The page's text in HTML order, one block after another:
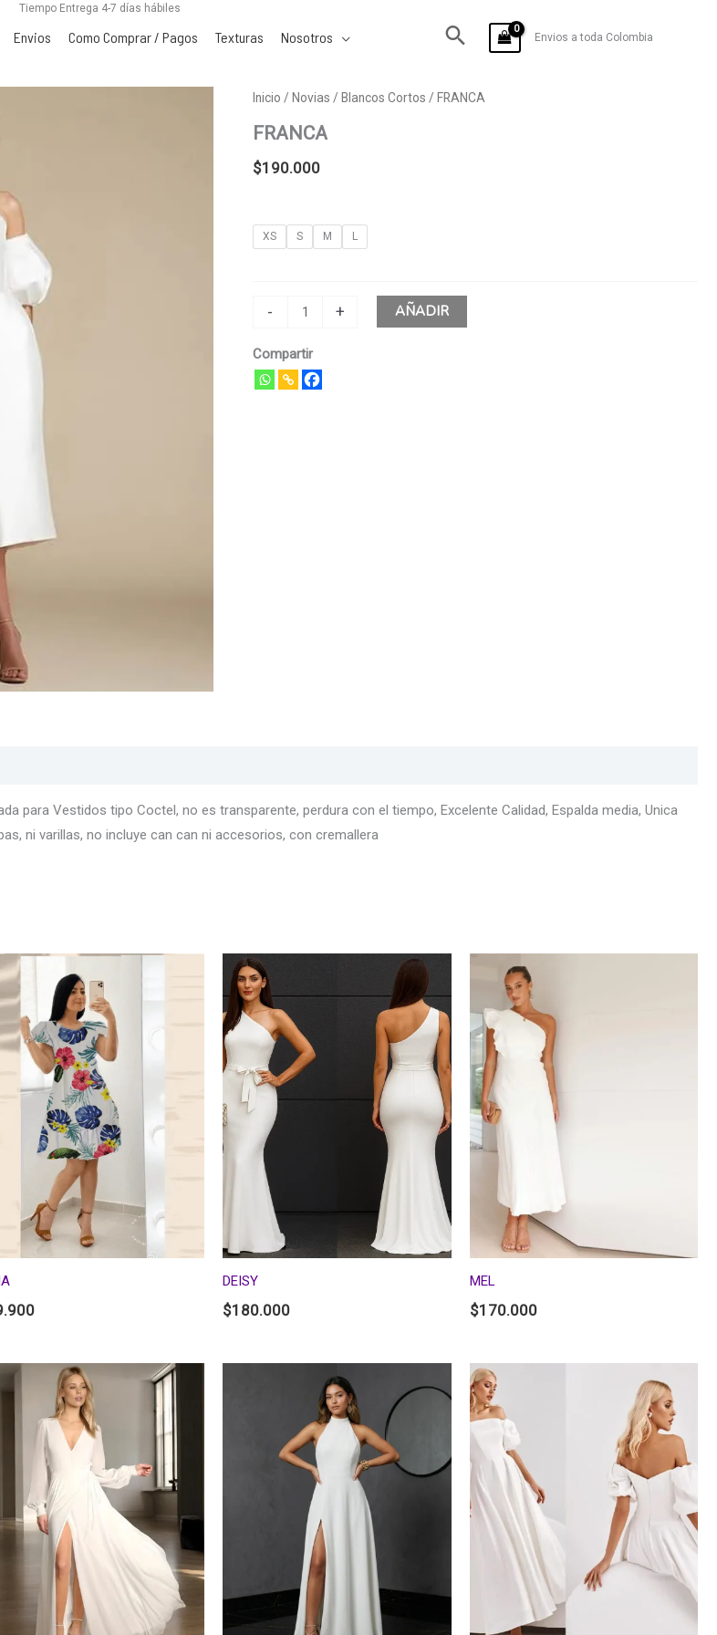
Tiempo Entrega 4-7 días hábiles
Envios Como Comprar / Pagos Texturas Nosotros Envios a toda Colombia
Inicio / Novias / Blancos Cortos / FRANCA
FRANCA
$190.000
XS S M L
-
FRANCA
cantidad
+ AÑADIR
Compartir
para Vestidos tipo Coctel, no es transparente, perdura con el tiempo, Excelente Calidad, Espalda media, Unica
ni varillas, no incluye can can ni accesorios, con cremallera
DEISY
$180.000
MEL
$170.000